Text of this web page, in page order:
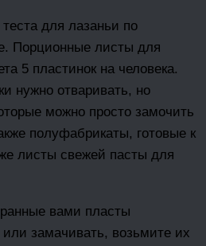
для лазаньи по
Порционные листы для
5 пластинок на человека.
нужно отваривать, но
можно просто замочить
полуфабрикаты, готовые к
листы свежей пасты для
вами пласты
или замачивать, возьмите их